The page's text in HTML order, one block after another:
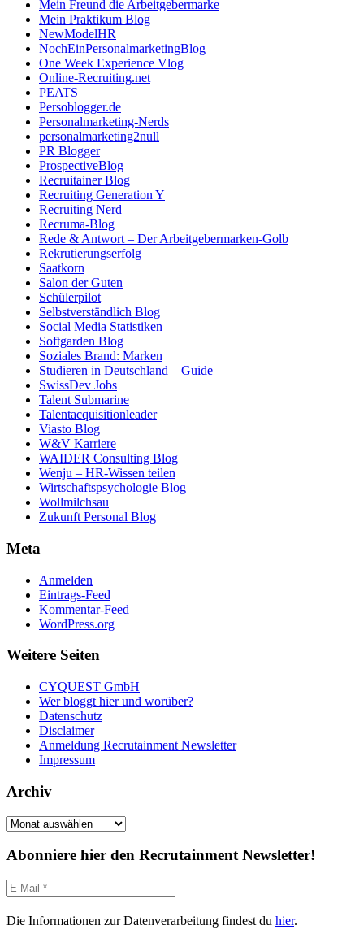
Mein Freund die Arbeitgebermarke
Mein Praktikum Blog
NewModelHR
NochEinPersonalmarketingBlog
One Week Experience Vlog
Online-Recruiting.net
PEATS
Persoblogger.de
Personalmarketing-Nerds
personalmarketing2null
PR Blogger
ProspectiveBlog
Recruitainer Blog
Recruiting Generation Y
Recruiting Nerd
Recruma-Blog
Rede & Antwort – Der Arbeitgebermarken-Golb
Rekrutierungserfolg
Saatkorn
Salon der Guten
Schülerpilot
Selbstverständlich Blog
Social Media Statistiken
Softgarden Blog
Soziales Brand: Marken
Studieren in Deutschland – Guide
SwissDev Jobs
Talent Submarine
Talentacquisitionleader
Viasto Blog
W&V Karriere
WAIDER Consulting Blog
Wenju – HR-Wissen teilen
Wirtschaftspsychologie Blog
Wollmilchsau
Zukunft Personal Blog
Meta
Anmelden
Eintrags-Feed
Kommentar-Feed
WordPress.org
Weitere Seiten
CYQUEST GmbH
Wer bloggt hier und worüber?
Datenschutz
Disclaimer
Anmeldung Recrutainment Newsletter
Impressum
Archiv
Archiv
Abonniere hier den Recrutainment Newsletter!
Die Informationen zur Datenverarbeitung findest du hier.